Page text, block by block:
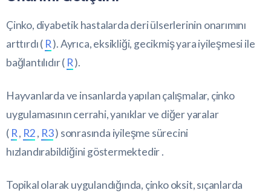
Çinko, diyabetik hastalarda deri ülserlerinin onarımını
arttırdı ( R). Ayrıca, eksikliği, gecikmiş yara iyileşmesi ile
bağlantılıdır ( R).
Hayvanlarda ve insanlarda yapılan çalışmalar, çinko
uygulamasının cerrahi, yanıklar ve diğer yaralar
( R, R2, R3) sonrasında iyileşme sürecini
hızlandırabildiğini göstermektedir .
Topikal olarak uygulandığında, çinko oksit, sıçanlarda